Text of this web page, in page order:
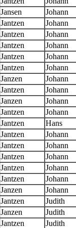
Jansen
Johann
Jantzen
Johann
Jantzen
Johann
Jantzen
Johann
Jantzen
Johann
Jantzen
Johann
Janzen
Johann
Jantzen
Johann
Janzen
Johann
Jantzen
Johann
Jantzen
Hans
Jantzen
Johann
Jantzen
Johann
Jantzen
Johann
Jantzen
Johann
Jantzen
Johann
Janzen
Johann
Jantzen
Judith
Janzen
Judith
Jantzen
Judith